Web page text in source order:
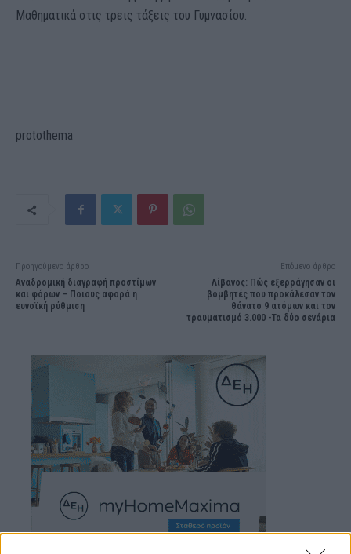
Μαθηματικά στις τρεις τάξεις του Γυμνασίου.
protothema
Προηγούμενο άρθρο
Αναδρομική διαγραφή προστίμων
και φόρων – Ποιους αφορά η
ευνοϊκή ρύθμιση
Επόμενο άρθρο
Λίβανος: Πώς εξερράγησαν οι
βομβητές που προκάλεσαν τον
θάνατο 9 ατόμων και τον
τραυματισμό 3.000 -Τα δύο σενάρια